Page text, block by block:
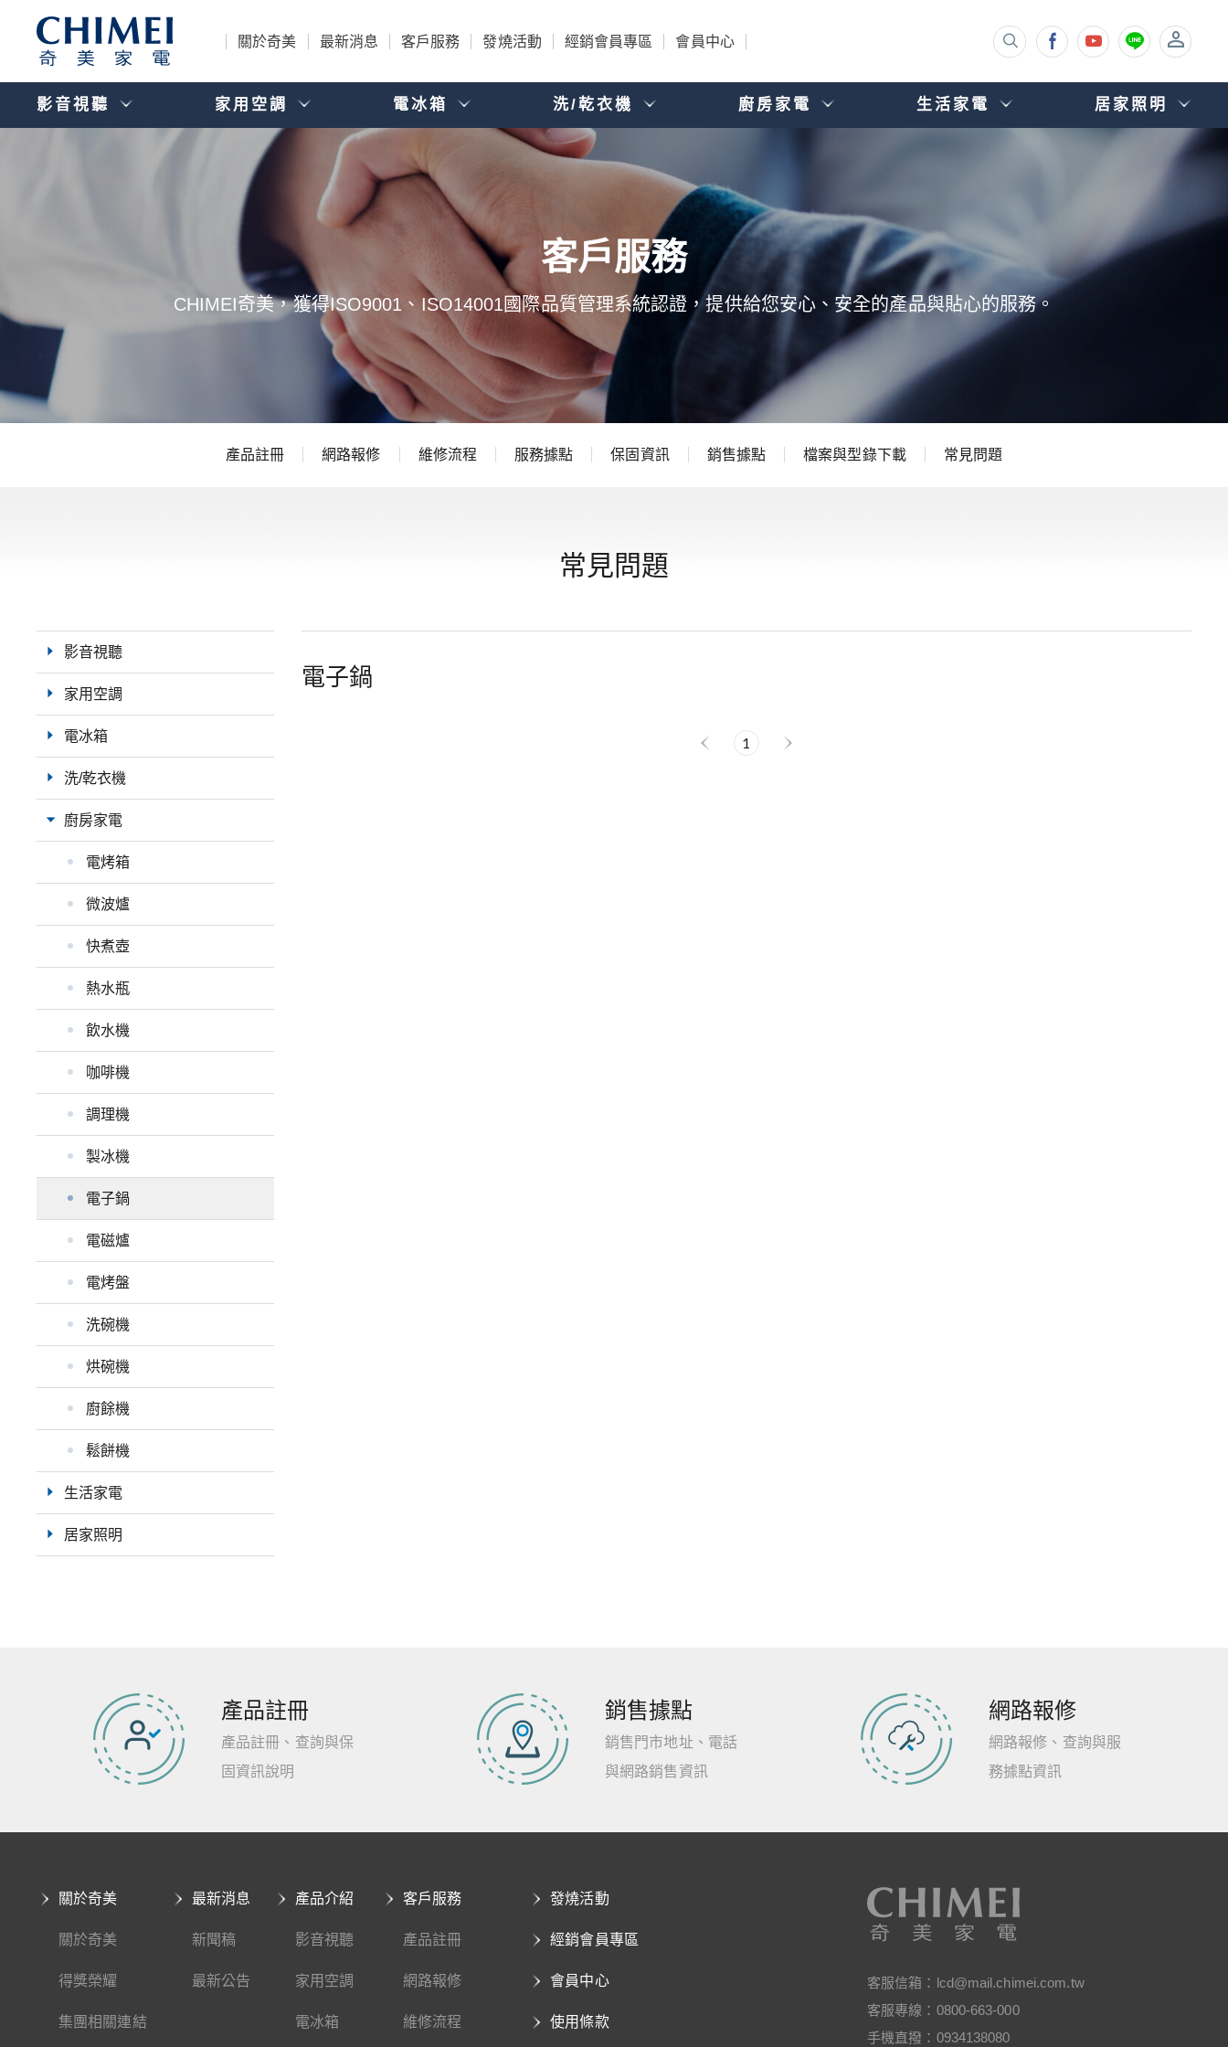
關於奇美 最新消息 客戶服務 發燒活動 經銷會員專區 會員中心
影音視聽 家用空調 電冰箱 洗/乾衣機 廚房家電 生活家電 居家照明
CHIMEI奇美，獲得ISO9001、ISO14001國際品質管理系統認證，提供給您安心、安全的產品與貼心的服務。
產品註冊 網路報修 維修流程 服務據點 保固資訊 銷售據點 檔案與型錄下載 常見問題
常見問題
影音視聽
家用空調
電冰箱
洗/乾衣機
廚房家電
電烤箱
微波爐
快煮壺
熱水瓶
飲水機
咖啡機
調理機
製冰機
電子鍋
電磁爐
電烤盤
洗碗機
烘碗機
廚餘機
鬆餅機
生活家電
居家照明
電子鍋
1
產品註冊
產品註冊、查詢與保
固資訊說明
銷售據點
銷售門市地址、電話
與網路銷售資訊
網路報修
網路報修、查詢與服
務據點資訊
關於奇美
關於奇美
得獎榮耀
集團相關連結
最新消息
新聞稿
最新公告
產品介紹
影音視聽
家用空調
電冰箱
客戶服務
產品註冊
網路報修
維修流程
發燒活動
經銷會員專區
會員中心
使用條款
客服信箱： lcd@mail.chimei.com.tw
客服專線： 0800-663-000
手機直撥： 0934138080